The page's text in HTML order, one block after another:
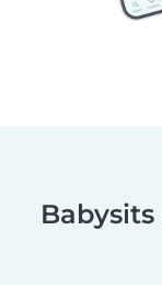
Babysits